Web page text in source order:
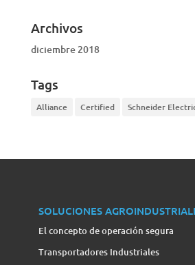
Archivos
diciembre 2018
Tags
Alliance Certified Schneider
SOLUCIONES
El concepto de operación segura
Transportadores Industriales